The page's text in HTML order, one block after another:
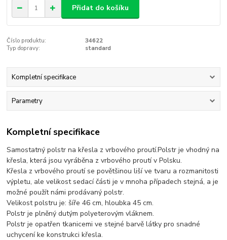
Přidat do košíku
Číslo produktu:
34622
Typ dopravy:
standard
Kompletní specifikace
Parametry
Kompletní specifikace
Samostatný polstr na křesla z vrbového proutí.Polstr je vhodný na
křesla, která jsou vyráběna z vrbového proutí v Polsku.
Křesla z vrbového proutí se povětšinou liší ve tvaru a rozmanitosti
výpletu, ale velikost sedací části je v mnoha případech stejná, a je
možné použít námi prodávaný polstr.
Velikost polstru je: šíře 46 cm, hloubka 45 cm.
Polstr je plněný dutým polyeterovým vláknem.
Polstr je opatřen tkanicemi ve stejné barvě látky pro snadné
uchycení ke konstrukci křesla.